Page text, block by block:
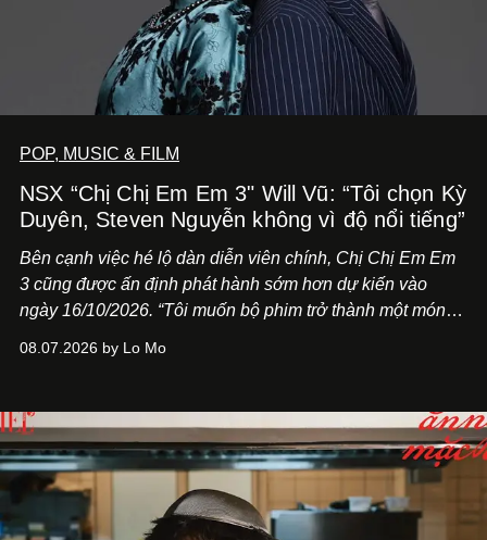
POP, MUSIC & FILM
NSX “Chị Chị Em Em 3" Will Vũ: “Tôi chọn Kỳ
Duyên, Steven Nguyễn không vì độ nổi tiếng”
Bên cạnh việc hé lộ dàn diễn viên chính, Chị Chị Em Em
3 cũng được ấn định phát hành sớm hơn dự kiến vào
ngày 16/10/2026. “Tôi muốn bộ phim trở thành một món
Việt Nam”, NSX Will Vũ cho biết.
08.07.2026 by Lo Mo